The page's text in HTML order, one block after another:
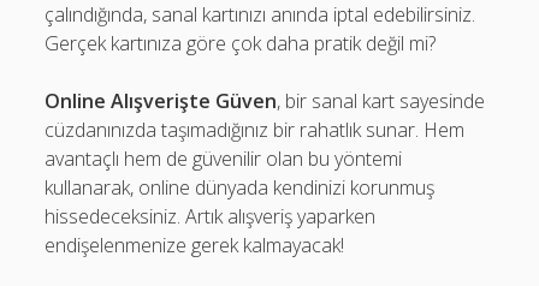
çalındığında, sanal kartınızı anında iptal edebilirsiniz.
Gerçek kartınıza göre çok daha pratik değil mi?
Online Alışverişte Güven, bir sanal kart sayesinde
cüzdanınızda taşımadığınız bir rahatlık sunar. Hem
avantaçlı hem de güvenilir olan bu yöntemi
kullanarak, online dünyada kendinizi korunmuş
hissedeceksiniz. Artık alışveriş yaparken
endişelenmenize gerek kalmayacak!